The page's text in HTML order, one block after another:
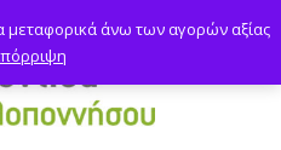
μεταφορικά άνω των αγορών αξίας